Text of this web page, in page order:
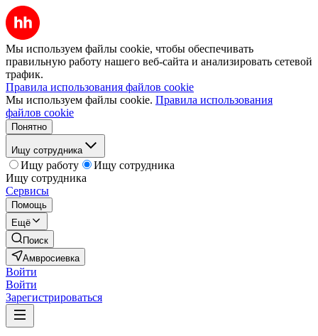
Мы используем файлы cookie, чтобы обеспечивать
правильную работу нашего веб-сайта и анализировать сетевой
трафик.
Правила использования файлов cookie
Мы используем файлы cookie. Правила использования
файлов cookie
Понятно
Ищу сотрудника
Ищу работу
Ищу сотрудника
Ищу сотрудника
Сервисы
Помощь
Ещё
Поиск
Амвросиевка
Войти
Войти
Зарегистрироваться